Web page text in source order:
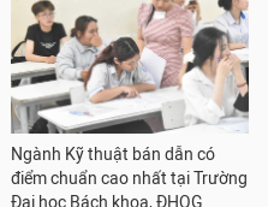
Ngành Kỹ thuật bán dẫn có
điểm chuẩn cao nhất tại Trường
Đại học Bách khoa, ĐHQG